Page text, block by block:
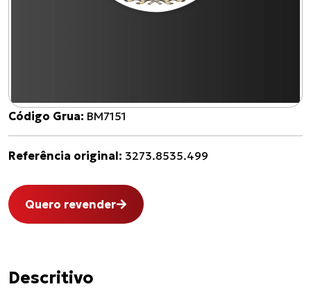
Código Grua: BM7151
Referência original: 3273.8535.499
Quero revender
Descritivo